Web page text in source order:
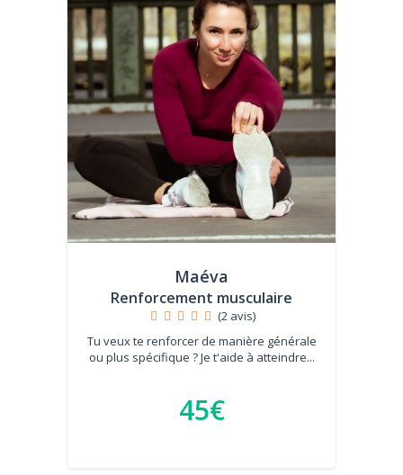
Maéva
Renforcement musculaire
(2 avis)
Tu veux te renforcer de manière générale
ou plus spécifique ? Je t'aide à atteindre...
45€